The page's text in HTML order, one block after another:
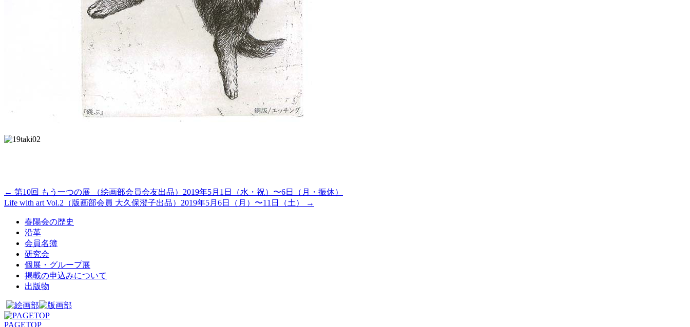
← 第10回 もう一つの展 （絵画部会員会友出品）2019年5月1日（水・祝）〜6日（月・振休）
Life with art Vol.2（版画部会員 大久保澄子出品）2019年5月6日（月）〜11日（土）
→
春陽会の歴史
沿革
会員名簿
研究会
個展・グループ展
掲載の申込みについて
出版物
PAGETOP